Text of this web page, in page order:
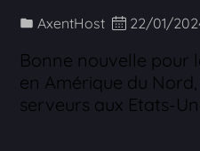
AxentHost 22/01/
Bonne nouvelle pour
en Amérique du
serveurs aux Etats-